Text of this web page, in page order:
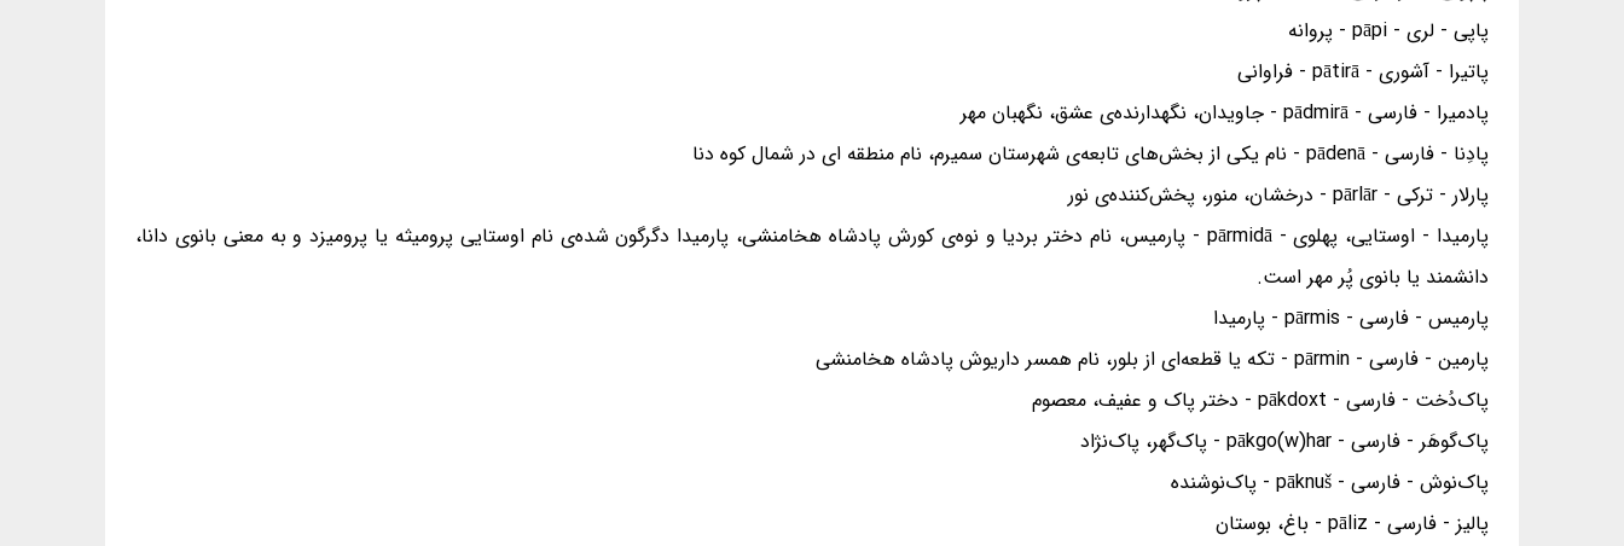
پاپی - لری - pāpi - پروانه
پاتیرا - آشوری - pātirā - فراوانی
پادمیرا - فارسی - pādmirā - جاویدان، نگهدارنده‌ی عشق، نگهبان مهر
پادِنا - فارسی - pādenā - نام یکی از بخش‌های تابعه‌ی شهرستان سمیرم، نام منطقه ای در شمال کوه دنا
پارلار - ترکی - pārlār - درخشان، منور، پخش‌کننده‌ی نور
پارمیدا - اوستایی، پهلوی - pārmidā - پارمیس، نام دختر بردیا و نوه‌ی کورش پادشاه هخامنشی، پارمیدا دگرگون شده‌ی نام اوستایی پرومیثه یا پرومیزد و به معنی بانوی دانا،
دانشمند یا بانوی پُر مهر است.
پارمیس - فارسی - pārmis - پارمیدا
پارمین - فارسی - pārmin - تکه یا قطعه‌ای از بلور، نام همسر داریوش پادشاه هخامنشی
پاک‌دُخت - فارسی - pākdoxt - دختر پاک و عفیف، معصوم
پاک‌گوهَر - فارسی - pākgo(w)har - پاک‌گهر، پاک‌نژاد
پاک‌نوش - فارسی - pāknuš - پاک‌نوشنده
پالیز - فارسی - pāliz - باغ، بوستان